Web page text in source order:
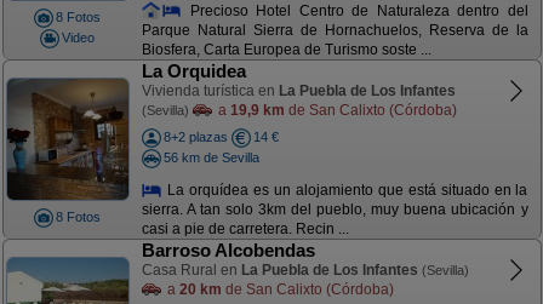
8 Fotos
Video
Precioso Hotel Centro de Naturaleza dentro del
Parque Natural Sierra de Hornachuelos, Reserva de la
Biosfera, Carta Europea de Turismo soste ...
8 Fotos
La Orquidea
Vivienda turística en La Puebla de Los Infantes
(Sevilla) a 19,9 km de San Calixto (Córdoba)
8+2 plazas
14 €
56 km de Sevilla
La orquídea es un alojamiento que está situado en la
sierra. A tan solo 3km del pueblo, muy buena ubicación y
casi a pie de carretera. Recin ...
Barroso Alcobendas
Casa Rural en La Puebla de Los Infantes (Sevilla)
a 20 km de San Calixto (Córdoba)